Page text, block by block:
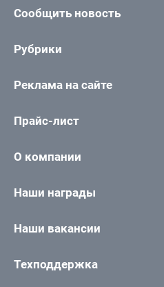
Сообщить новость
Рубрики
Реклама на сайте
Прайс-лист
О компании
Наши награды
Наши вакансии
Техподдержка